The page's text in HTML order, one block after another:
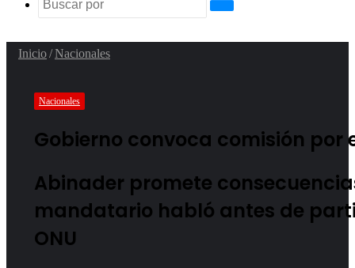
Buscar
Inicio/Nacionales
Nacionales
Gobierno convoca comisión por
Abinader promete
mandatario habló antes de
ONU